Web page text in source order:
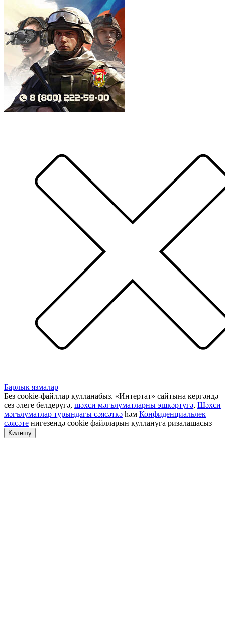
Барлык язмалар
Без cookie-файллар кулланабыз. «Интертат» сайтына кергәндә
сез әлеге белдерүгә, шәхси мәгълүматларны эшкәртүгә, Шәхси
мәгълүматлар турындагы сәясәткә һәм Конфиденциальлек
сәясәте нигезендә cookie файлларын куллануга ризалашасыз
Килешү